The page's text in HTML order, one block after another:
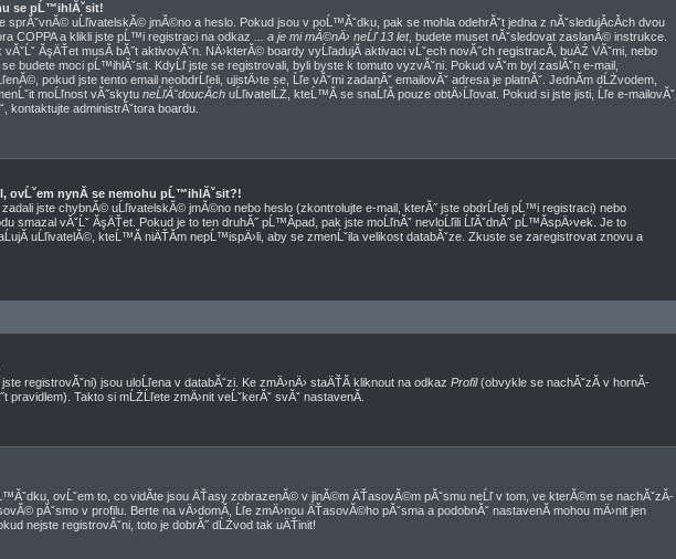
se pĹ™ihlĂˇsit!
sprĂˇvnĂ© uĹľivatelskĂ© jmĂ©no a heslo. Pokud jsou v poĹ™Ăˇdku, pak se mohla odehrĂˇt jedna z nĂˇsledujĂ­cĂ­ch dvou
COPPA a klikli jste pĹ™i registraci na odkaz
... a je mi mĂ©nÄ› neĹľ 13 let, budete muset nĂˇsledovat zaslanĂ© instrukce.
ĂşÄŤet musĂ­ bĂ˝t aktivovĂˇn. NÄ›kterĂ© boardy vyĹľadujĂ­ aktivaci vĹˇech novĂ˝ch registracĂ­, buÄŹ VĂˇmi, nebo
budete moci pĹ™ihlĂˇsit. KdyĹľ jste se registrovali, byli byste k tomuto vyzvĂˇni. Pokud vĂˇm byl zaslĂˇn e-mail,
pokud jste tento email neobdrĹľeli, ujistÄ›te se, Ĺľe vĂˇmi zadanĂˇ emailovĂˇ adresa je platnĂˇ. JednĂ­m dĹŻvodem,
moĹľnost vĂ˝skytu neĹľĂˇdoucĂ­ch uĹľivatelĹŻ, kteĹ™Ă­ se snaĹľĂ­ pouze obtÄ›Ĺľovat. Pokud si jste jisti, Ĺľe e-mailovĂˇ
kontaktujte administrĂˇtora boardu.
ovĹˇem nynĂ­ se nemohu pĹ™ihlĂˇsit?!
zadali jste chybnĂ© uĹľivatelskĂ© jmĂ©no nebo heslo (zkontrolujte e-mail, kterĂ˝ jste obdrĹľeli pĹ™i registraci) nebo
smazal vĂˇĹˇ ĂşÄŤet. Pokud je to ten druhĂ˝ pĹ™Ă­pad, pak jste moĹľnĂˇ nevloĹľili ĹľĂˇdnĂ˝ pĹ™Ă­spÄ›vek. Je to
uĹľivatelĂ©, kteĹ™Ă­ niÄŤĂ­m nepĹ™ispÄ›li, aby se zmenĹˇila velikost databĂˇze. Zkuste se zaregistrovat znovu a
registrovĂˇni) jsou uloĹľena v databĂˇzi. Ke zmÄ›nÄ› staÄŤĂ­ kliknout na odkaz Profil(obvykle se nachĂˇzĂ­ v hornĂ­
pravidlem). Takto si mĹŻĹľete zmÄ›nit veĹˇkerĂˇ svĂˇ nastavenĂ­.
ovĹˇem to, co vidĂ­te jsou ÄŤasy zobrazenĂ© v jinĂ©m ÄŤasovĂ©m pĂˇsmu neĹľ v tom, ve kterĂ©m se nachĂˇzĂ­
pĂˇsmo v profilu. Berte na vÄ›domĂ­, Ĺľe zmÄ›nou ÄŤasovĂ©ho pĂˇsma a podobnĂˇ nastavenĂ­ mohou mÄ›nit jen
nejste registrovĂˇni, toto je dobrĂ˝ dĹŻvod tak uÄŤinit!